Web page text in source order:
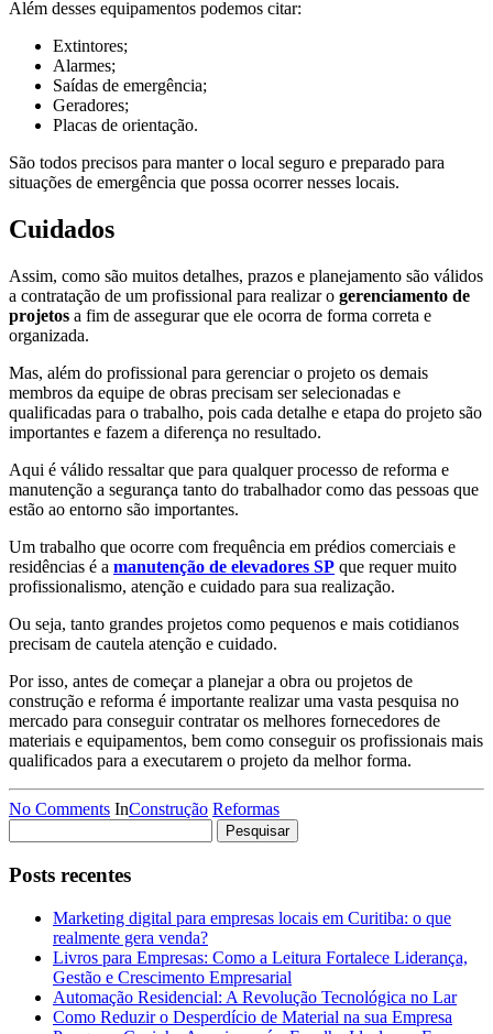
Além desses equipamentos podemos citar:
Extintores;
Alarmes;
Saídas de emergência;
Geradores;
Placas de orientação.
São todos precisos para manter o local seguro e preparado para
situações de emergência que possa ocorrer nesses locais.
Cuidados
Assim, como são muitos detalhes, prazos e planejamento são válidos
a contratação de um profissional para realizar o gerenciamento de
projetos a fim de assegurar que ele ocorra de forma correta e
organizada.
Mas, além do profissional para gerenciar o projeto os demais
membros da equipe de obras precisam ser selecionadas e
qualificadas para o trabalho, pois cada detalhe e etapa do projeto são
importantes e fazem a diferença no resultado.
Aqui é válido ressaltar que para qualquer processo de reforma e
manutenção a segurança tanto do trabalhador como das pessoas que
estão ao entorno são importantes.
Um trabalho que ocorre com frequência em prédios comerciais e
residências é a manutenção de elevadores SP que requer muito
profissionalismo, atenção e cuidado para sua realização.
Ou seja, tanto grandes projetos como pequenos e mais cotidianos
precisam de cautela atenção e cuidado.
Por isso, antes de começar a planejar a obra ou projetos de
construção e reforma é importante realizar uma vasta pesquisa no
mercado para conseguir contratar os melhores fornecedores de
materiais e equipamentos, bem como conseguir os profissionais mais
qualificados para a executarem o projeto da melhor forma.
No Comments InConstrução Reformas
por:
Posts recentes
Marketing digital para empresas locais em Curitiba: o que
realmente gera venda?
Livros para Empresas: Como a Leitura Fortalece Liderança,
Gestão e Crescimento Empresarial
Automação Residencial: A Revolução Tecnológica no Lar
Como Reduzir o Desperdício de Material na sua Empresa